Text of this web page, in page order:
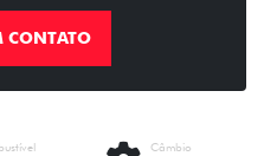
CONTATO
Câmbio